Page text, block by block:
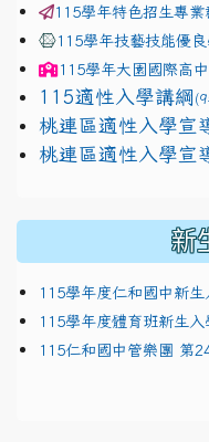
115學年特色招生專
115學年技藝技能優
115學年大園國際高中
115適性入學講綱
link to https://
桃連區適性入學宣
link to https://
桃連區適性入學宣
新
115學年度仁和國中新生
115學年度體育班新生入
115仁和國中管樂團 第